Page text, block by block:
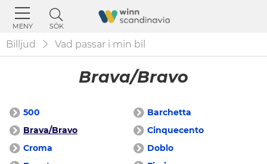
MENY SÖK
Billjud Vad passar i min bil
Brava/Bravo
500
Barchetta
Brava/Bravo
Cinquecento
Croma
Doblo